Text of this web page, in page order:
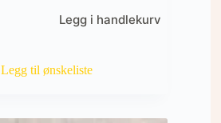
Legg i handlekurv
Legg til ønskeliste